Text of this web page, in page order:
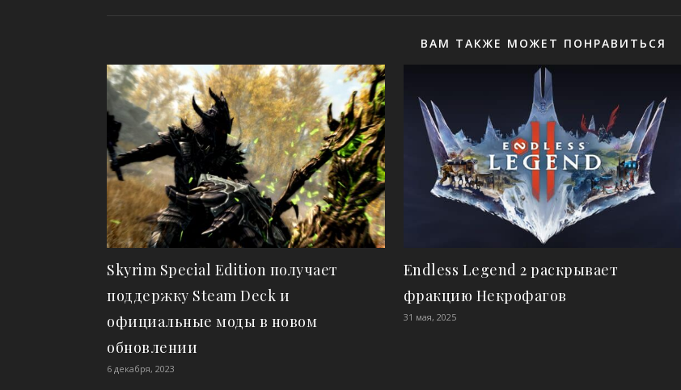
ВАМ ТАКЖЕ МОЖЕТ ПОНРАВИТЬСЯ
Skyrim Special Edition получает
поддержку Steam Deck и
официальные моды в новом
обновлении
6 декабря, 2023
Endless Legend 2 раскрывает
фракцию Некрофагов
31 мая, 2025